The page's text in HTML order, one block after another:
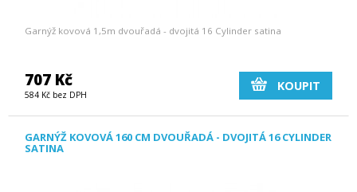
Garnýž kovová 1,5m dvouřadá - dvojitá 16 Cylinder satina
707 Kč
584 Kč bez DPH
KOUPIT
GARNÝŽ KOVOVÁ 160 CM DVOUŘADÁ - DVOJITÁ 16 CYLINDER
SATINA